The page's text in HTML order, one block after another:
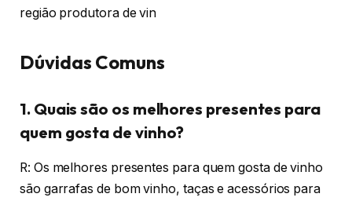
região produtora de vin
Dúvidas Comuns
1. Quais são os melhores presentes para
quem gosta de vinho?
R: Os melhores presentes para quem gosta de vinho
são garrafas de bom vinho, taças e acessórios para